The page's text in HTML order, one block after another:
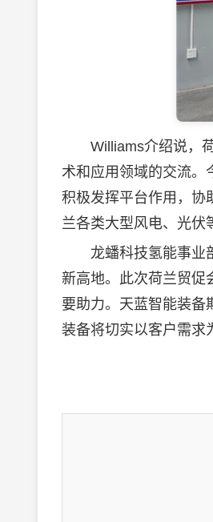
Williams介绍说，荷
术和应用领域的交流。
积极发挥平台作用，协
兰各类大型风电、光伏
龙蟠科技氢能事业部
新高地。此次荷兰贸促
要助力。天蓝智能装备
装备将切实以客户需求